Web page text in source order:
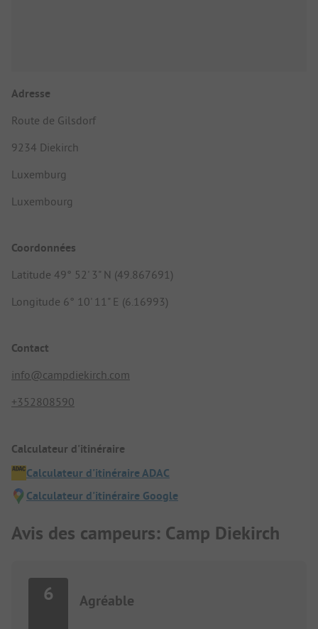
Adresse
Route de Gilsdorf
9234 Diekirch
Luxemburg
Luxembourg
Coordonnées
Latitude 49° 52' 3" N (49.867691)
Longitude 6° 10' 11" E (6.16993)
Contact
info@campdiekirch.com
+352808590
Calculateur d'itinéraire
Calculateur d'itinéraire ADAC
Calculateur d'itinéraire Google
Avis des campeurs: Camp Diekirch
6 Agréable